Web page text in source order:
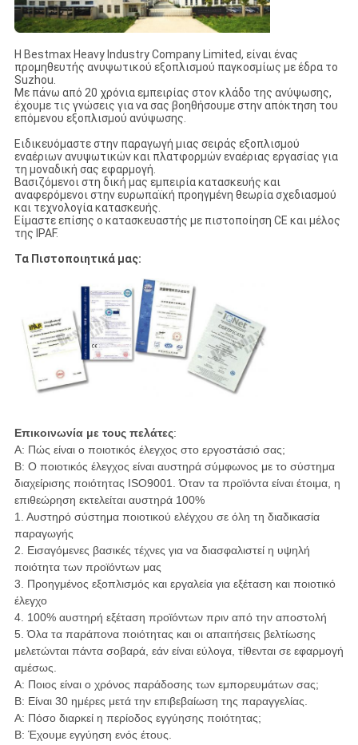
Η Bestmax Heavy Industry Company Limited, είναι ένας
προμηθευτής ανυψωτικού εξοπλισμού παγκοσμίως με έδρα το
Suzhou.
Με πάνω από 20 χρόνια εμπειρίας στον κλάδο της ανύψωσης,
έχουμε τις γνώσεις για να σας βοηθήσουμε στην απόκτηση του
επόμενου εξοπλισμού ανύψωσης.
Ειδικευόμαστε στην παραγωγή μιας σειράς εξοπλισμού
εναέριων ανυψωτικών και πλατφορμών εναέριας εργασίας για
τη μοναδική σας εφαρμογή.
Βασιζόμενοι στη δική μας εμπειρία κατασκευής και
αναφερόμενοι στην ευρωπαϊκή προηγμένη θεωρία σχεδιασμού
και τεχνολογία κατασκευής.
Είμαστε επίσης ο κατασκευαστής με πιστοποίηση CE και μέλος
της IPAF.
Τα Πιστοποιητικά μας:
Επικοινωνία με τους πελάτες:
A: Πώς είναι ο ποιοτικός έλεγχος στο εργοστάσιό σας;
B: Ο ποιοτικός έλεγχος είναι αυστηρά σύμφωνος με το σύστημα
διαχείρισης ποιότητας ISO9001. Όταν τα προϊόντα είναι έτοιμα, η
επιθεώρηση εκτελείται αυστηρά 100%
1. Αυστηρό σύστημα ποιοτικού ελέγχου σε όλη τη διαδικασία
παραγωγής
2. Εισαγόμενες βασικές τέχνες για να διασφαλιστεί η υψηλή
ποιότητα των προϊόντων μας
3. Προηγμένος εξοπλισμός και εργαλεία για εξέταση και ποιοτικό
έλεγχο
4. 100% αυστηρή εξέταση προϊόντων πριν από την αποστολή
5. Όλα τα παράπονα ποιότητας και οι απαιτήσεις βελτίωσης
μελετώνται πάντα σοβαρά, εάν είναι εύλογα, τίθενται σε εφαρμογή
αμέσως.
A: Ποιος είναι ο χρόνος παράδοσης των εμπορευμάτων σας;
B: Είναι 30 ημέρες μετά την επιβεβαίωση της παραγγελίας.
A: Πόσο διαρκεί η περίοδος εγγύησης ποιότητας;
B: Έχουμε εγγύηση ενός έτους.